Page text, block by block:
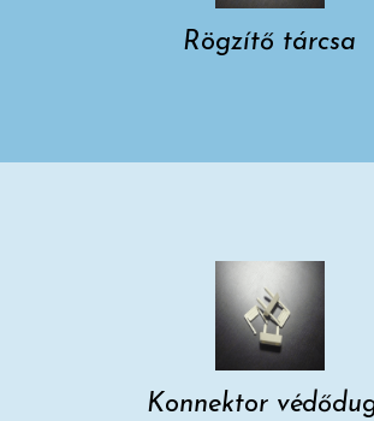
Rögzítő tárcsa
Konnektor